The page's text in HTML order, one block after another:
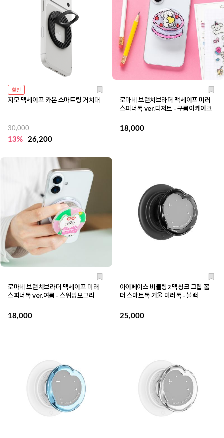
할인
지모 맥세이프 카본 스마트링 거치대
30,000
13% 26,200
로마네 브런치브라더 맥세이프 미러
스피너톡 ver.디저트 - 구름이케이크
18,000
로마네 브런치브라더 맥세이프 미러
스피너톡 ver.여름 - 스위밍모그리
18,000
아이페이스 비블링2 맥싱크 그립 홀
더 스마트톡 거울 미러톡 - 블랙
25,000